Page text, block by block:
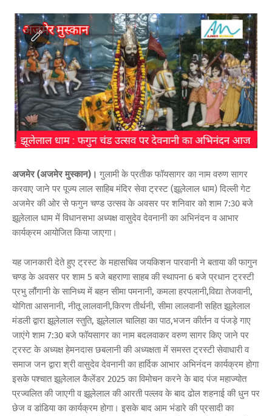
अजमेर (अजमेर मुस्कान)। गुलामी के प्रतीक फॉयसागर का नाम वरुण सागर
करवाए जाने पर पूज्य लाल साहिब मंदिर सेवा ट्रस्ट (झूलेलाल धाम) दिल्ली गेट
अजमेर की ओर से फगुन चण्ड उत्सव के अवसर पर शनिवार को शाम 7:30 बजे
झूलेलाल धाम में विधानसभा अध्यक्ष वासुदेव देवनानी का अभिनंदन व आभार
कार्यक्रम आयोजित किया जाएगा।
यह जानकारी देते हुए ट्रस्ट के महासचिव जयकिशन पारवानी ने बताया की फागुन
चण्ड के अवसर पर शाम 5 बजे बहराणा साहब की स्थापना 6 बजे प्रधान ट्रस्टी
प्रभु लौंगानी के सानिध्य में बहन सीमा पमनानी, कमला हरपलानी,विद्या तेजवानी,
योगिता आसनानी, नीतू लालवानी,किरण तीर्थनी, सीमा लालवानी सहित झूलेलाल
मंडली द्वारा झूलेलाल स्तुति, झूलेलाल चालिहा का पाठ,भजन कीर्तन व पंजड़े गाए
जाएंगे शाम 7:30 बजे फॉयसागर का नाम बदलवाकर वरुण सागर किए जाने पर
ट्रस्ट के अध्यक्ष हेमनदास छबलानी की अध्यक्षता में समस्त ट्रस्टी सेवाधारी व
समाज जन द्वारा श्री वासुदेव देवनानी का हार्दिक आभार अभिनंदन कार्यक्रम होगा
इसके पश्चात झूलेलाल कैलेंडर 2025 का विमोचन करने के बाद पंज महाज्योत
प्रज्वलित की जाएगी व झूलेलाल की आरती पल्लव के बाद ढोल शहनाई की धुन पर
छेज व डांडिया का कार्यक्रम होगा। इसके बाद आम भंडारे की प्रसादी का